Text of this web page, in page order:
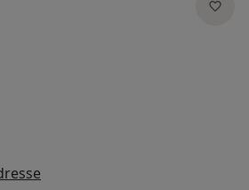
Spezialisierungen